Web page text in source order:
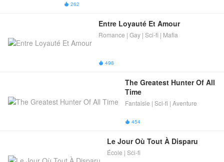
 262
Entre Loyauté Et Amour
Romance | Gay | Sci-fi | Mafia
 498
The Greatest Hunter Of All
Time
Fantaisie | Sci-fi | Aventure
 454
Le Jour Où Tout À Disparu
École | Sci-fi